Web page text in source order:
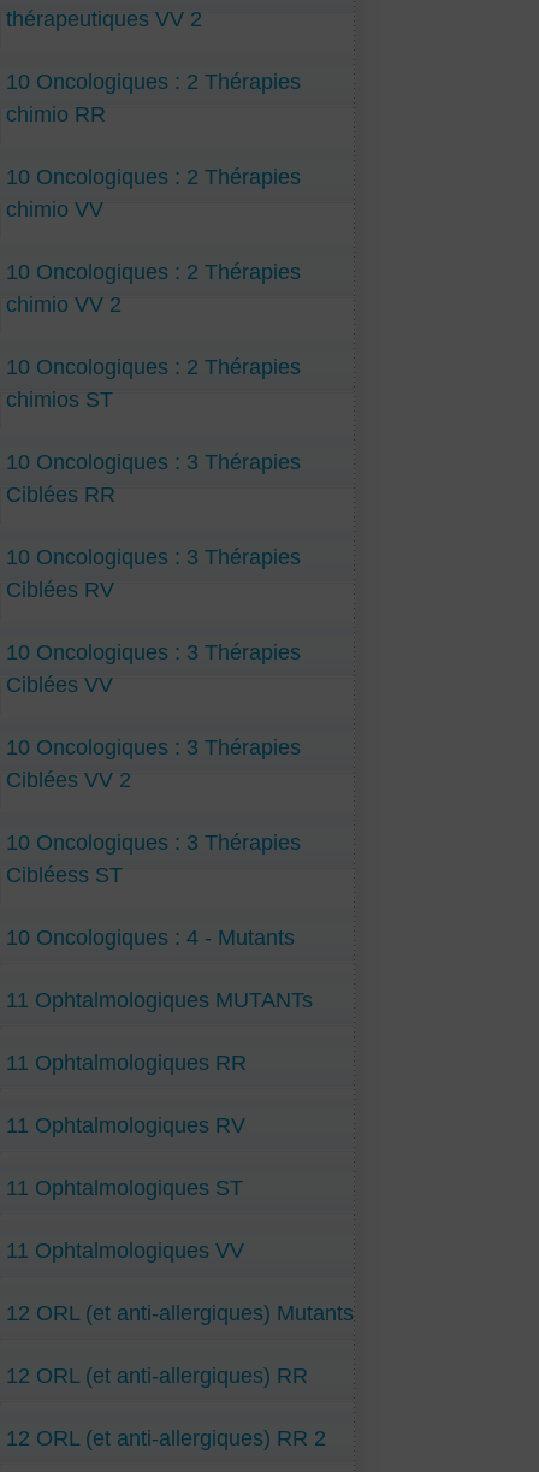
thérapeutiques VV 2
10 Oncologiques : 2 Thérapies
chimio RR
10 Oncologiques : 2 Thérapies
chimio VV
10 Oncologiques : 2 Thérapies
chimio VV 2
10 Oncologiques : 2 Thérapies
chimios ST
10 Oncologiques : 3 Thérapies
Ciblées RR
10 Oncologiques : 3 Thérapies
Ciblées RV
10 Oncologiques : 3 Thérapies
Ciblées VV
10 Oncologiques : 3 Thérapies
Ciblées VV 2
10 Oncologiques : 3 Thérapies
Cibléess ST
10 Oncologiques : 4 - Mutants
11 Ophtalmologiques MUTANTs
11 Ophtalmologiques RR
11 Ophtalmologiques RV
11 Ophtalmologiques ST
11 Ophtalmologiques VV
12 ORL (et anti-allergiques) Mutants
12 ORL (et anti-allergiques) RR
12 ORL (et anti-allergiques) RR 2